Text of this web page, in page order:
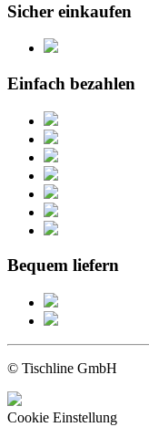
Sicher einkaufen
Einfach bezahlen
Bequem liefern
© Tischline GmbH
Cookie Einstellung